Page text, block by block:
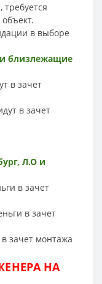
в выборе
близлежащие
в зачет
в зачет
Л.О и
в зачет
в зачет
зачет монтажа
НА